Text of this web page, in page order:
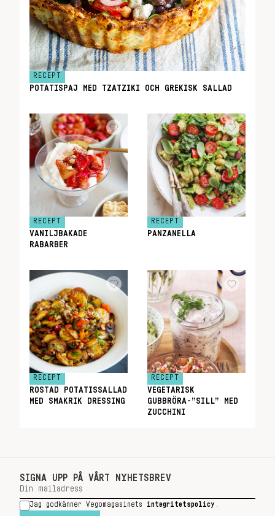
RECEPT
POTATISPAJ MED TZATZIKI OCH GREKISK SALLAD
RECEPT
VANILJBAKADE
RABARBER
RECEPT
PANZANELLA
RECEPT
ROSTAD POTATISSALLAD
MED SMAKRIK DRESSING
RECEPT
VEGETARISK
GUBBRÖRA-”SILL” MED
ZUCCHINI
SIGNA UPP PÅ VÅRT NYHETSBREV
Jag godkänner Vegomagasinets integritetspolicy